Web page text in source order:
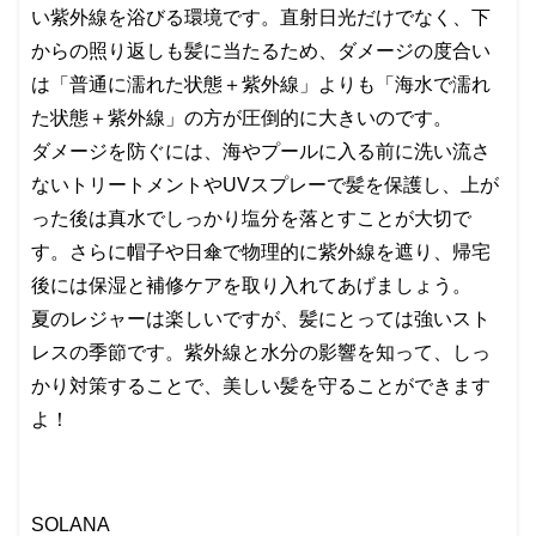
い紫外線を浴びる環境です。直射日光だけでなく、下
からの照り返しも髪に当たるため、ダメージの度合い
は「普通に濡れた状態＋紫外線」よりも「海水で濡れ
た状態＋紫外線」の方が圧倒的に大きいのです。
ダメージを防ぐには、海やプールに入る前に洗い流さ
ないトリートメントやUVスプレーで髪を保護し、上が
った後は真水でしっかり塩分を落とすことが大切で
す。さらに帽子や日傘で物理的に紫外線を遮り、帰宅
後には保湿と補修ケアを取り入れてあげましょう。
夏のレジャーは楽しいですが、髪にとっては強いスト
レスの季節です。紫外線と水分の影響を知って、しっ
かり対策することで、美しい髪を守ることができます
よ！
SOLANA